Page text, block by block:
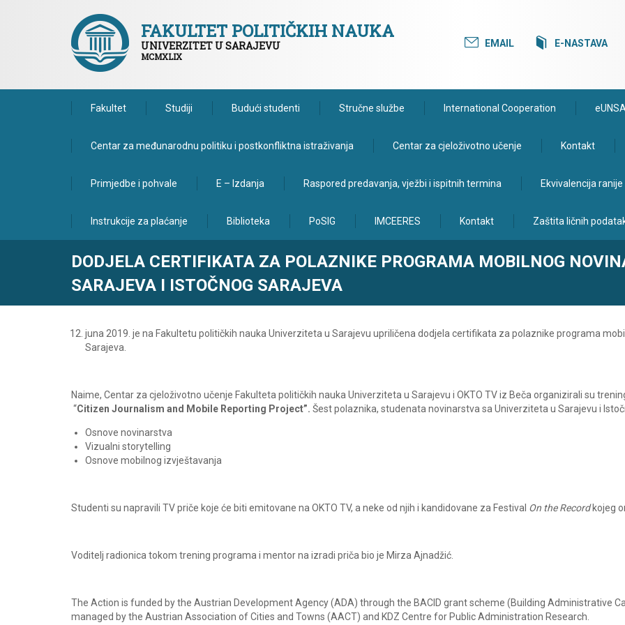
FAKULTET POLITIČKIH NAUKA
UNIVERZITET U SARAJEVU
MCMXLIX
EMAIL E-NASTAVA
Fakultet Studiji Budući studenti Stručne službe International Cooperation
Centar za međunarodnu politiku i postkonfliktna istraživanja Centar za cjeloživotno učenje Kontakt
Primjedbe i pohvale E – Izdanja Raspored predavanja, vježbi i ispitnih termina Ekvivalencija
Instrukcije za plaćanje Biblioteka PoSIG IMCEERES Kontakt Zaštita ličnih
DODJELA CERTIFIKATA ZA POLAZNIKE PROGRAMA MOBILNOG
SARAJEVA I ISTOČNOG SARAJEVA
juna 2019. je na Fakultetu političkih nauka Univerziteta u Sarajevu upriličena dodjela certifikata za polaznike programa
Sarajeva.
Naime, Centar za cjeloživotno učenje Fakulteta političkih nauka Univerziteta u Sarajevu i OKTO TV iz Beča organizirali su
“Citizen Journalism and Mobile Reporting Project”. Šest polaznika, studenata novinarstva sa Univerziteta u Sarajevu i
Osnove novinarstva
Vizualni storytelling
Osnove mobilnog izvještavanja
Studenti su napravili TV priče koje će biti emitovane na OKTO TV, a neke od njih i kandidovane za Festival On the Recordkojeg
Voditelj radionica tokom trening programa i mentor na izradi priča bio je Mirza Ajnadžić.
The Action is funded by the Austrian Development Agency (ADA) through the BACID grant scheme (Building Administrative
managed by the Austrian Association of Cities and Towns (AACT) and KDZ Centre for Public Administration Research.